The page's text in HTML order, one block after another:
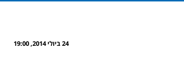
24 ביולי 2014, 19:00